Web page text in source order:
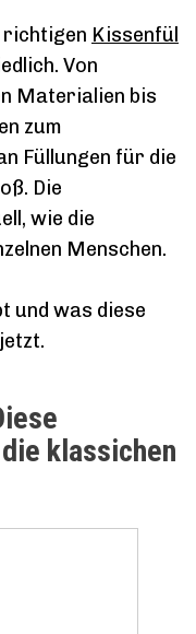
richtigen Kissenfül
Von
Materialien bis
zum
Füllungen für die
Die
wie die
Menschen.
und was diese
klassichen